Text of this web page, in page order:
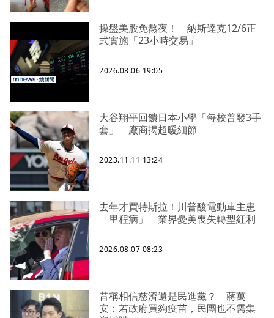
操盤美股免熬夜！ 納斯達克12/6正
式實施「23小時交易」
2026.08.06 19:05
大谷翔平回饋日本小學「每校普發3手
套」 廠商揭超暖細節
2023.11.11 13:24
去年才買特斯拉！川普酸電動車主患
「里程病」 業界憂美喪失轉型紅利
2026.08.07 08:23
昔稱相信慈濟還是民進黨？ 蔣萬
安：若政府買夠疫苗，民團也不需集